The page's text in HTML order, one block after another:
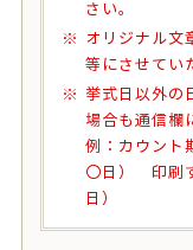
さい。
オリジナル文
等にさせてい
挙式日以外の
場合も通信欄
例：カウント
〇日） 印刷
日）